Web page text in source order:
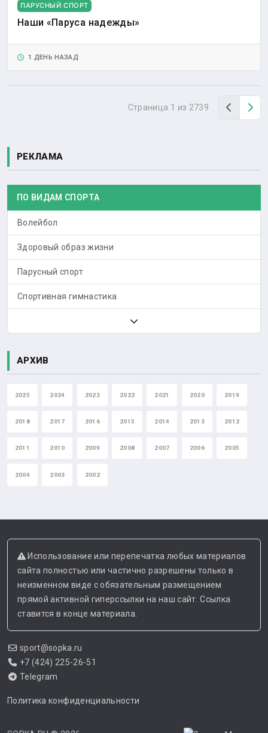
ПАРУСНЫЙ СПОРТ
Наши «Паруса надежды»
1 ДЕНЬ НАЗАД
Страница 1 из 2739 Назад
РЕКЛАМА
ПО ВИДАМ СПОРТА
Волейбол
Здоровый образ жизни
Парусный спорт
Спортивная гимнастика
АРХИВ
2025 2024 2023 2022 2021 2020 2019
2018 2017 2016 2015 2014 2013 2012
2011 2010 2009 2008 2007 2006 2005
2004 2003 2002
Использование или перепечатка любых материалов
сайта полностью или частично разрешены только в
неизменном виде с обязательным размещением
прямой активной гиперссылки на наш сайт. Ссылка
ставится в конце материала.
sport@sopka.ru
+7 (424) 225-26-51
Telegram
Политика конфиденциальности